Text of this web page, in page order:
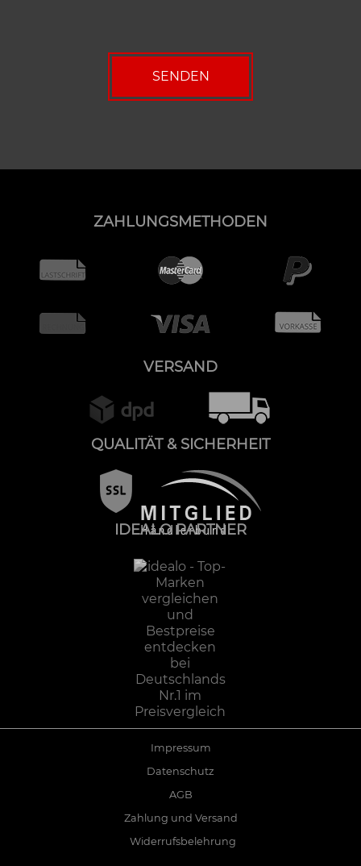
ZAHLUNGSMETHODEN
VERSAND
QUALITÄT & SICHERHEIT
IDEALO PARTNER
Impressum
Datenschutz
AGB
Zahlung und Versand
Widerrufsbelehrung